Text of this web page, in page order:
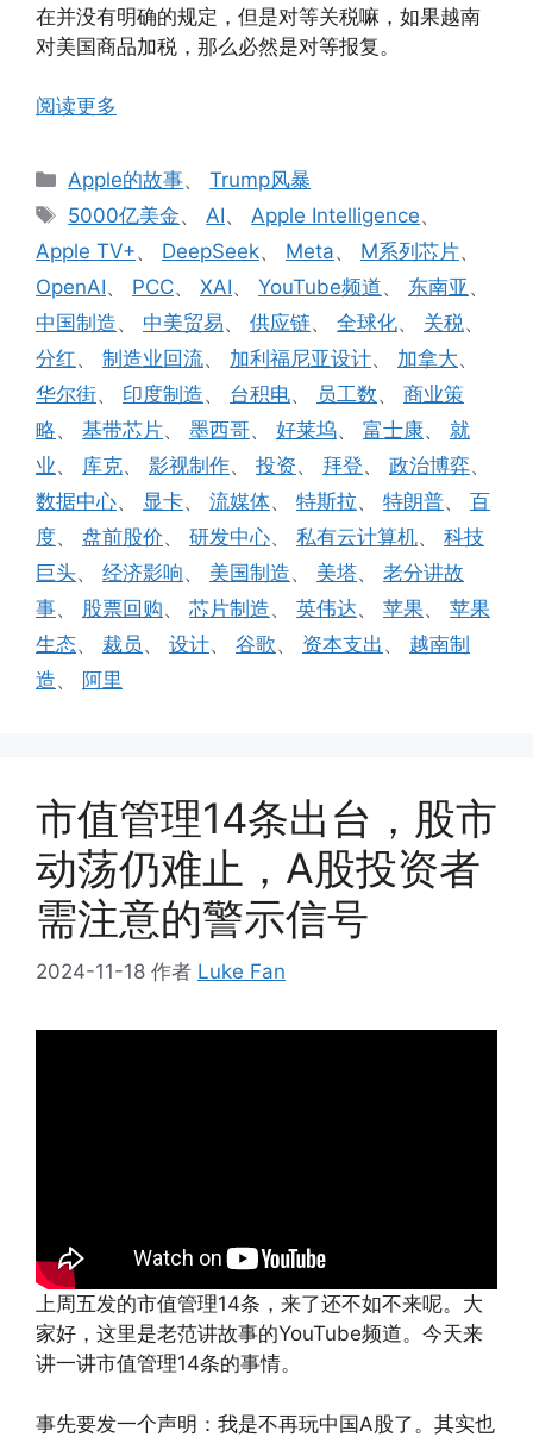
在并没有明确的规定，但是对等关税嘛，如果越南
对美国商品加税，那么必然是对等报复。
阅读更多
分
类
Apple的故事、Trump风暴
标
签
5000亿美金、AI、Apple Intelligence、
Apple TV+、 DeepSeek、 Meta、 M系列芯片、
OpenAI、 PCC、 XAI、 YouTube频道、 东南亚 、
中国制造、 中美贸易、 供应链、 全球化、 关税、
分红、 制造业回流、 加利福尼亚设计、 加拿大、
华尔街、 印度制造、 台积电、 员工数、 商业策
略、 基带芯片、 墨西哥、 好莱坞、 富士康、 就
业、 库克、 影视制作、 投资、 拜登、 政治博弈、
数据中心、 显卡、 流媒体、 特斯拉、 特朗普、 百
度、 盘前股价、 研发中心、 私有云计算机、 科技
巨头、 经济影响、 美国制造、 美塔、 老分讲故
事、 股票回购、 芯片制造、 英伟达、 苹果、 苹果
生态、 裁员 、 设计、 谷歌、 资本支出 、 越南制
造、 阿里
市值管理14条出台，股市
动荡仍难止，A股投资者
需注意的警示信号
2024-11-18 作者 Luke Fan
上周五发的市值管理14条，来了还不如不来呢。大
家好，这里是老范讲故事的YouTube频道。今天来
讲一讲市值管理14条的事情。
事先要发一个声明：我是不再玩中国A股了。其实也